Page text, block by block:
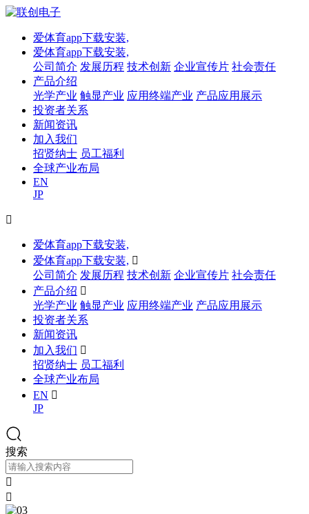
爱体育app下载安装,
爱体育app下载安装,
公司简介 发展历程 技术创新 企业宣传片 社会责任
产品介绍
光学产业 触显产业 应用终端产业 产品应用展示
投资者关系
新闻资讯
加入我们
招贤纳士 员工福利
全球产业布局
EN
JP

爱体育app下载安装,
爱体育app下载安装, 
公司简介 发展历程 技术创新 企业宣传片 社会责任
产品介绍 
光学产业 触显产业 应用终端产业 产品应用展示
投资者关系
新闻资讯
加入我们 
招贤纳士 员工福利
全球产业布局
EN 
JP
搜索

